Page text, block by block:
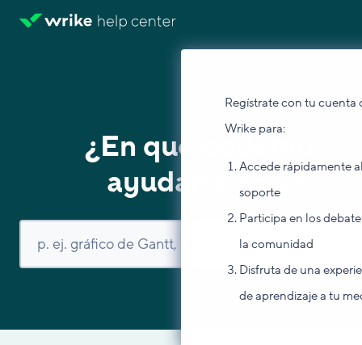
Regístrate con tu cuenta
Wrike para:
Accede rápidamente
soporte
Participa en los
la comunidad
Disfruta de una
de aprendizaje a tu
¿En qué podemos
ayudarte hoy?